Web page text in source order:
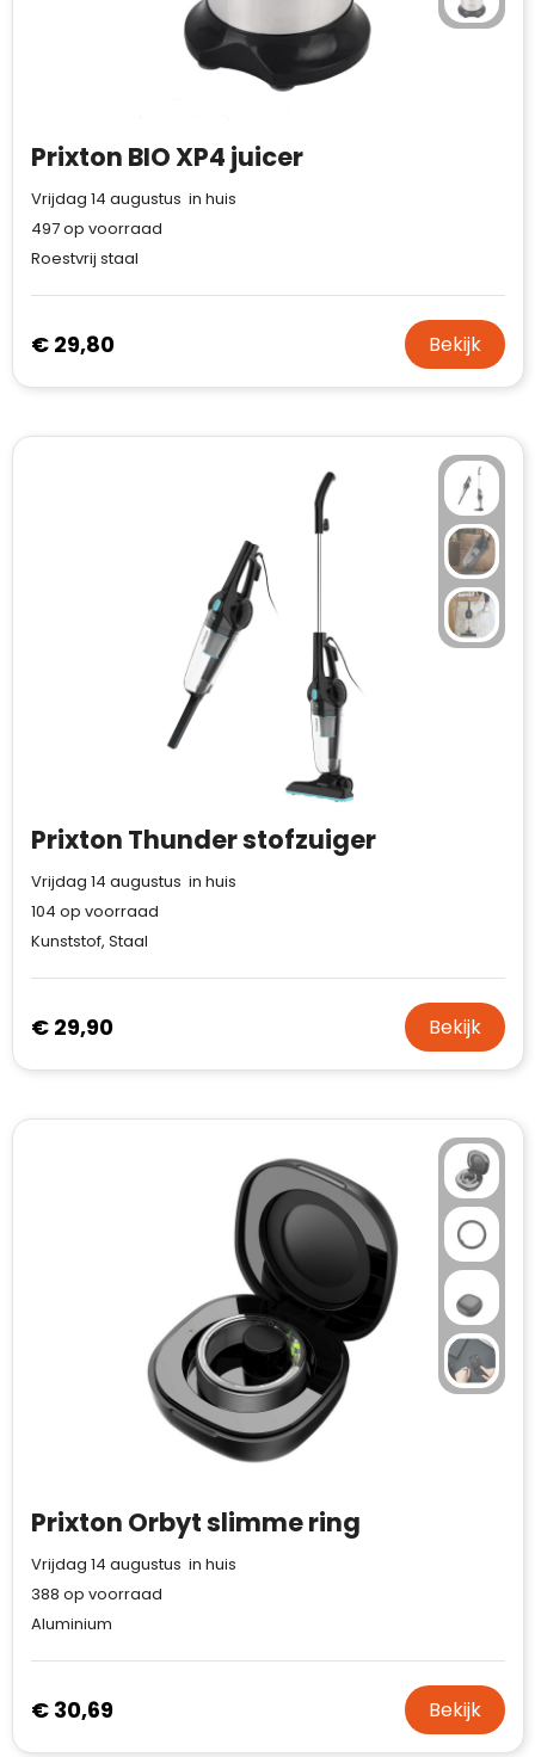
Prixton BIO XP4 juicer
Vrijdag 14 augustus in huis
497op voorraad
Roestvrij staal
€ 29,80 Bekijk
Prixton Thunder stofzuiger
Vrijdag 14 augustus in huis
104 op voorraad
Kunststof, Staal
€ 29,90 Bekijk
Prixton Orbyt slimme ring
Vrijdag 14 augustus in huis
388 op voorraad
Aluminium
€ 30,69 Bekijk